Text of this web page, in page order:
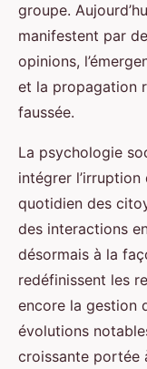
groupe.
manifestent par
opinions,
et la propagation
faussée.
La psychologie
intégrer
quotidien des
des interactions
désormais à la
redéfinissent les
encore la gestion
évolutions
croissante portée